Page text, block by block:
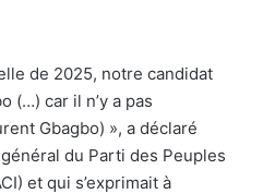
de 2025, notre candidat
(…) car il n’y a pas
Gbagbo) », a déclaré
du Parti des Peuples
et qui s’exprimait à